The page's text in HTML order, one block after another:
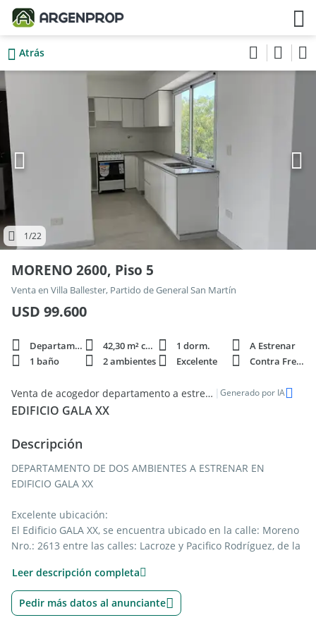
Atrás
1/22
MORENO 2600, Piso 5
Venta en Villa Ballester, Partido de General San Martín
USD 99.600
Departamento 42,30 m² cubie. 1 dorm.
A Estrenar
1 baño
2 ambientes Excelente Contra Frente
Venta de acogedor departamento a estrenar de 2 ambientes en Villa Ballester | Generado por IA
EDIFICIO GALA XX
Descripción
DEPARTAMENTO DE DOS AMBIENTES A ESTRENAR EN
EDIFICIO GALA XX
Excelente ubicación:
El Edificio GALA XX, se encuentra ubicado en la calle: Moreno
Nro.: 2613 entre las calles: Lacroze y Pacifico Rodríguez, de la
Provincia de: Buenos Aires.
Cercanía y accesibilidad:
Leer descripción completa
Pedir más datos al anunciante